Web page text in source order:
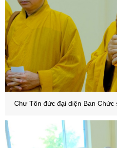
Chư Tôn đức đại diện Ban